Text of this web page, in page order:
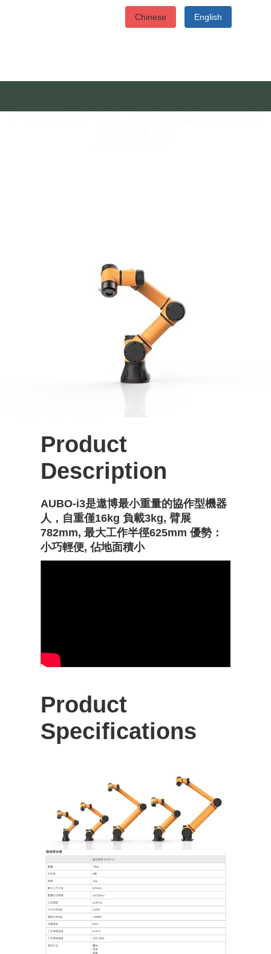
AUBO-i3 遨博協作型
Product
Description
AUBO-i3是遨博最小重量的協作型機器
人，自重僅16kg 負載3kg, 臂展
782mm, 最大工作半徑625mm 優勢：
小巧輕便, 佔地面積小
Product
Specifications
Chinese English